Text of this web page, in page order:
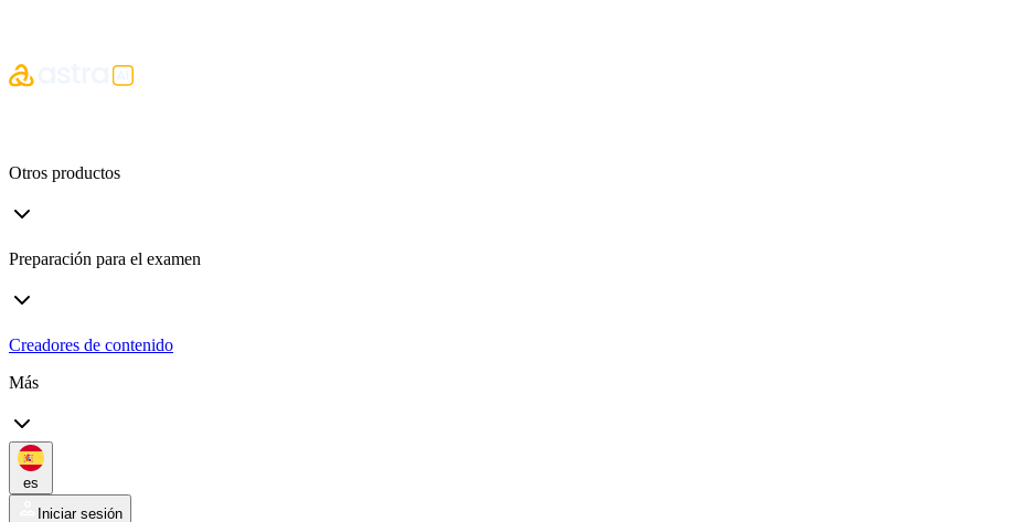
Otros productos
Preparación para el examen
Creadores de contenido
Más
es
Iniciar sesión